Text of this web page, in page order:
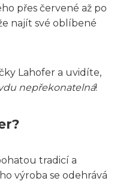
přes červené až po
najít své oblíbené
Lahofer a uvidíte,
nepřekonatelná!
tradicí a
výroba se odehrává